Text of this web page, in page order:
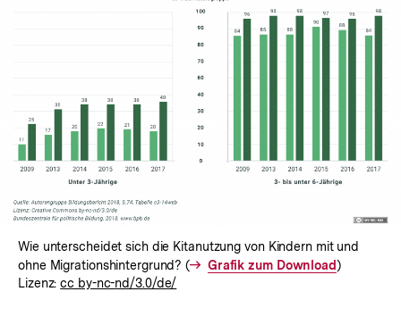
Wie unterscheidet sich die Kitanutzung von Kindern mit und
ohne Migrationshintergrund? (
Interner
Grafik zum Download)
Lizenz:cc by-nc-nd/3.0/de/